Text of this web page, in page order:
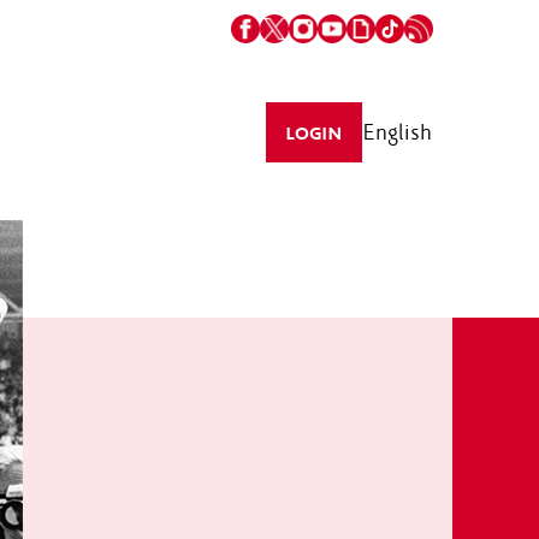
LOGIN English